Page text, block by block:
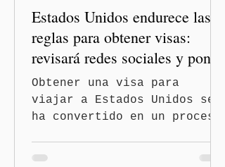
diplomáticas con el mu
Estados Unidos endurece las
reglas para obtener visas:
revisará redes sociales y pone
freno al Turismo de
Nacimiento
Obtener una visa para
viajar a Estados Unidos se
ha convertido en un proceso